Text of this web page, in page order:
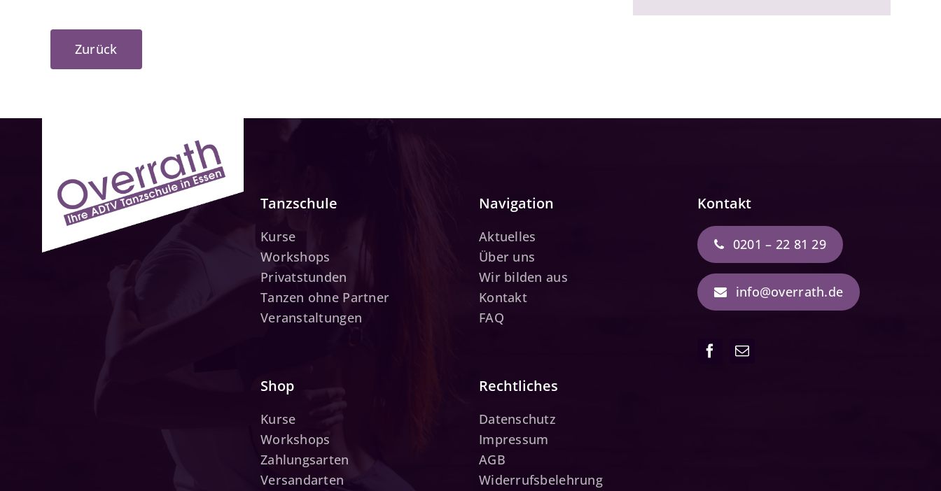
Zurück
Tanzschule
Kurse
Workshops
Privatstunden
Tanzen ohne Partner
Veranstaltungen
Navigation
Aktuelles
Über uns
Wir bilden aus
Kontakt
FAQ
Kontakt
0201 – 22 81 29
info@overrath.de
Shop
Kurse
Workshops
Zahlungsarten
Versandarten
Rechtliches
Datenschutz
Impressum
AGB
Widerrufsbelehrung